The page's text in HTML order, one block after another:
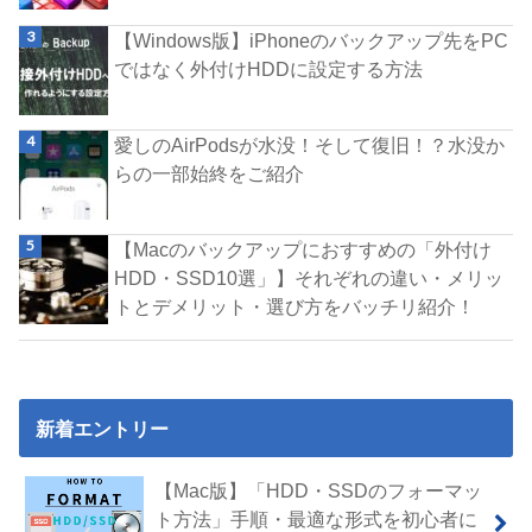
【Windows版】iPhoneのバックアップ先をPC
ではなく外付けHDDに設定する方法
愛しのAirPodsが水没！そして復旧！？水没か
らの一部始終をご紹介
【Macのバックアップにおすすめの「外付け
HDD・SSD10選」】それぞれの違い・メリッ
トとデメリット・選び方をバッチリ紹介！
新着エントリー
【Mac版】「HDD・SSDのフォーマッ
ト方法」手順・最適な形式を初心者に